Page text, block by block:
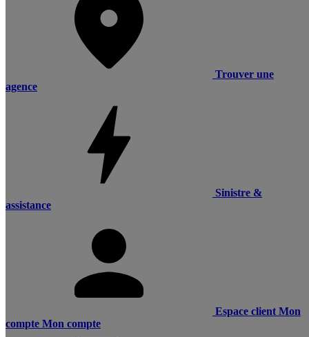
Trouver une
agence
Sinistre &
assistance
Espace client Mon
compte Mon compte